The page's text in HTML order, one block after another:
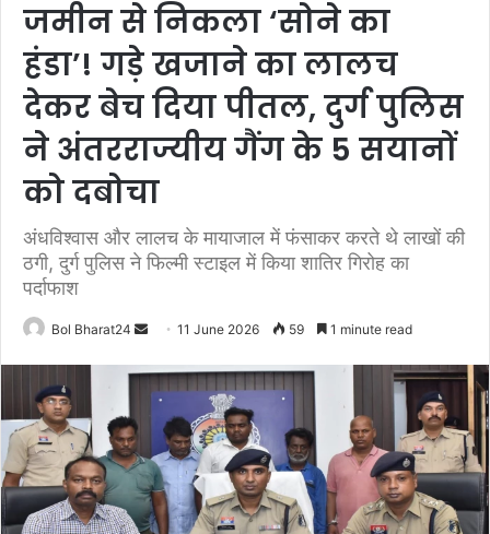
जमीन से निकला ‘सोने का
हंडा’! गड़े खजाने का लालच
देकर बेच दिया पीतल, दुर्ग पुलिस
ने अंतरराज्यीय गैंग के 5 सयानों
को दबोचा
अंधविश्वास और लालच के मायाजाल में फंसाकर करते थे लाखों की
ठगी, दुर्ग पुलिस ने फिल्मी स्टाइल में किया शातिर गिरोह का
पर्दाफाश
Bol Bharat24
Send
email
11 June 2026 59 1 minute read